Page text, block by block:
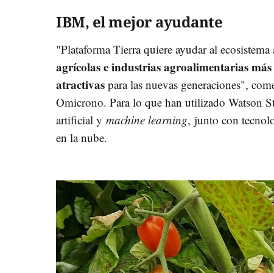
IBM, el mejor ayudante
"Plataforma Tierra quiere ayudar al
agrícolas e industrias agroalimentarias más
atractivas para las nuevas generaciones",
Omicrono. Para lo que han utilizado Watson
artificial y machine learning, junto con
en la nube.